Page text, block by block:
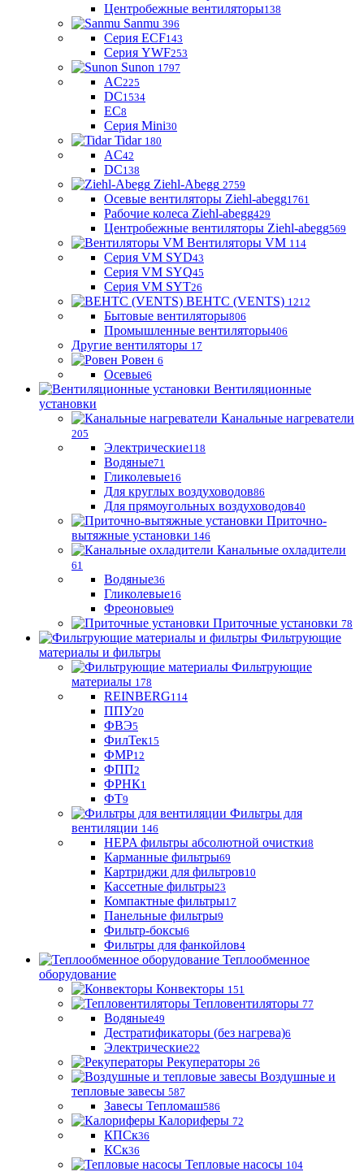
Центробежные вентиляторы138
Sanmu 396
Серия ECF143
Серия YWF253
Sunon 1797
AC225
DC1534
EC8
Серия Mini30
Tidar 180
AC42
DC138
Ziehl-Abegg 2759
Осевые вентиляторы Ziehl-abegg1761
Рабочие колеса Ziehl-abegg429
Центробежные вентиляторы Ziehl-abegg569
Вентиляторы VM 114
Серия VM SYD43
Серия VM SYQ45
Серия VM SYT26
ВЕНТС (VENTS) 1212
Бытовые вентиляторы806
Промышленные вентиляторы406
Другие вентиляторы 17
Ровен 6
Осевые6
Вентиляционные
установки
Канальные нагреватели
205
Электрические118
Водяные71
Гликолевые16
Для круглых воздуховодов86
Для прямоугольных воздуховодов40
Приточно-
вытяжные установки 146
Канальные охладители
61
Водяные36
Гликолевые16
Фреоновые9
Приточные установки 78
Фильтрующие
материалы и фильтры
Фильтрующие
материaлы 178
REINBERG114
ППУ20
ФВЭ5
ФилТек15
ФМР12
ФПП2
ФРНК1
ФТ9
Фильтры для
вентиляции 146
HEPA фильтры абсолютной очистки8
Карманные фильтры69
Картриджи для фильтров10
Кассетные фильтры23
Компактные фильтры17
Панельные фильтры9
Фильтр-боксы6
Фильтры для фанкойлов4
Теплообменное
оборудование
Конвекторы 151
Тепловентиляторы 77
Водяные49
Дестратификаторы (без нагрева)6
Электрические22
Рекуператоры 26
Воздушные и
тепловые завесы 587
Завесы Тепломаш586
Калориферы 72
КПСк36
КСк36
Тепловые насосы 104